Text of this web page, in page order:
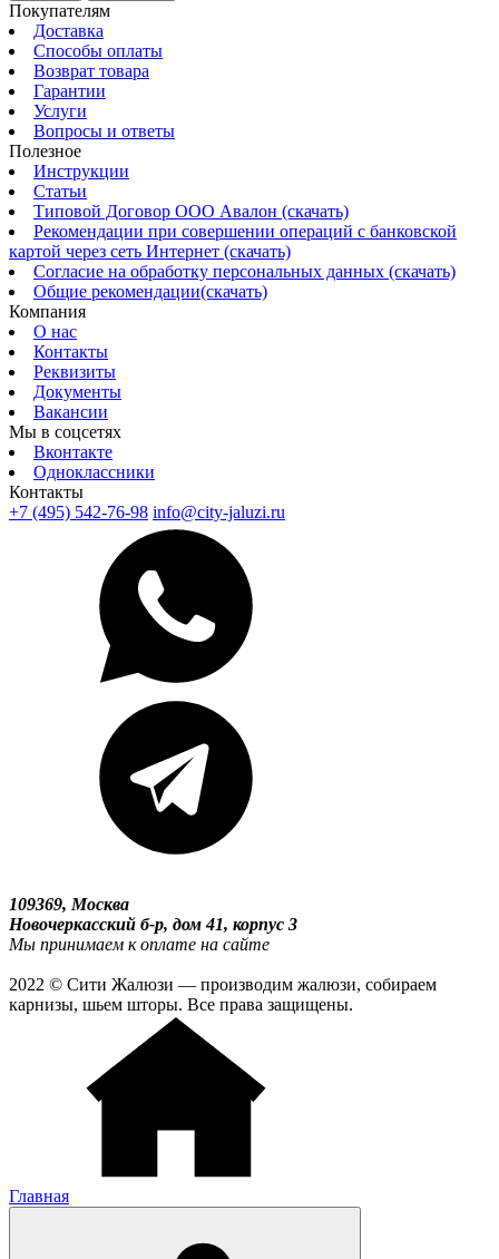
Покупателям
Доставка
Способы оплаты
Возврат товара
Гарантии
Услуги
Вопросы и ответы
Полезное
Инструкции
Статьи
Типовой Договор ООО Авалон (скачать)
Рекомендации при совершении операций с банковской
картой через сеть Интернет (скачать)
Согласие на обработку персональных данных (скачать)
Общие рекомендации(скачать)
Компания
О нас
Контакты
Реквизиты
Документы
Вакансии
Мы в соцсетях
Вконтакте
Одноклассники
Контакты
+7 (495) 542-76-98 info@city-jaluzi.ru
109369, Москва
Новочеркасский б-р, дом 41, корпус 3
Мы принимаем к оплате на сайте
2022 © Сити Жалюзи — производим жалюзи, собираем
карнизы, шьем шторы. Все права защищены.
Главная